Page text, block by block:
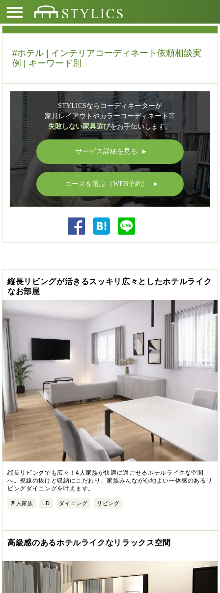
#ホテル | インテリアコーディネート依頼相談実
例 | キーワード別
STYLICSならコーディネーターが
家具レイアウトやカラーコーディネート等
失敗しない家具選びをお手伝いします。
サービス詳細を見る ▲
コースを選ぶ（WEB予約） ▲
縦長リビングが活きるスッキリ広々としたホテルライク
なお部屋
縦長リビングでも広々！4人家族が快適に過ごせるホテルライクな空間
へ。視線の抜けと収納にこだわり、家族みんなが心地よい一体感のあるリ
ビングダイニングを叶えます。
四人家族 LD ダイニング リビング
高級感のあるホテルライクなリラックス空間